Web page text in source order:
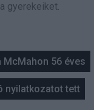
gyerekeiket.
56 éves
nyilatkozatot tett